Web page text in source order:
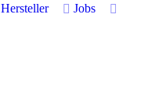
Hersteller Jobs